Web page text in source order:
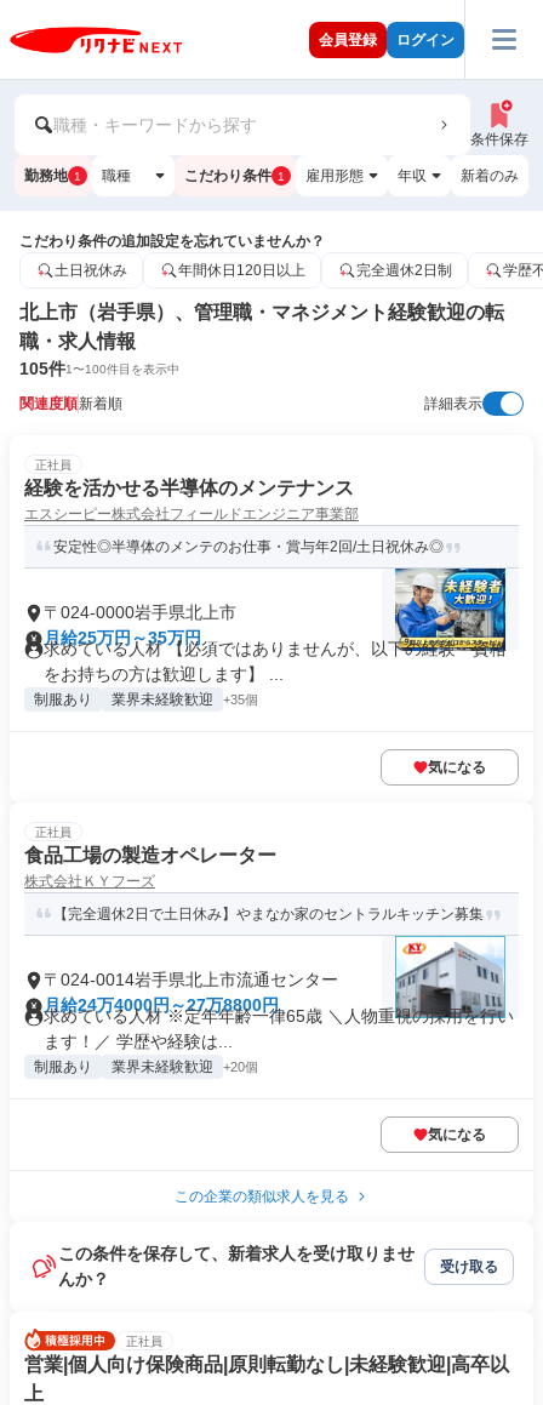
会員登録 ログイン
職種・キーワードから探す
条件保存
勤務地 1 職種 こだわり条件 1 雇用形態 年収 新着のみ
こだわり条件の追加設定を忘れていませんか？
土日祝休み
年間休日120日以上 完全週休2日制 学歴
北上市（岩手県）、管理職・マネジメント経験歓迎の転
職・求人情報
105件1〜100件目を表示中
関連度順新着順 詳細表示
正社員
経験を活かせる半導体のメンテナンス
エスシーピー株式会社フィールドエンジニア事業部
安定性◎半導体のメンテのお仕事・賞与年2回/土日祝休み◎
〒024-0000岩手県北上市
月給25万円～35万円
求めている人材 【必須ではありませんが、以下の経験・資格
をお持ちの方は歓迎します】 ...
制服あり 業界未経験歓迎 +35個
気になる
正社員
食品工場の製造オペレーター
株式会社ＫＹフーズ
【完全週休2日で土日休み】やまなか家のセントラルキッチン募集
〒024-0014岩手県北上市流通センター
月給24万4000円～27万8800円
求めている人材 ※定年年齢一律65歳 ＼人物重視の採用を行い
ます！／ 学歴や経験は...
制服あり 業界未経験歓迎 +20個
気になる
この企業の類似求人を見る
この条件を保存して、新着求人を受け取りませ
んか？
受け取る
正社員
営業|個人向け保険商品|原則転勤なし|未経験歓迎|高卒以
上